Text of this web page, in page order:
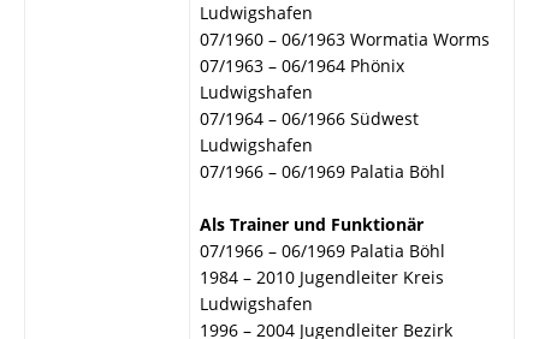
Ludwigshafen
07/1960 – 06/1963 Wormatia Worms
07/1963 – 06/1964 Phönix
Ludwigshafen
07/1964 – 06/1966 Südwest
Ludwigshafen
07/1966 – 06/1969 Palatia Böhl
Als Trainer und Funktionär
07/1966 – 06/1969 Palatia Böhl
1984 – 2010 Jugendleiter Kreis
Ludwigshafen
1996 – 2004 Jugendleiter Bezirk